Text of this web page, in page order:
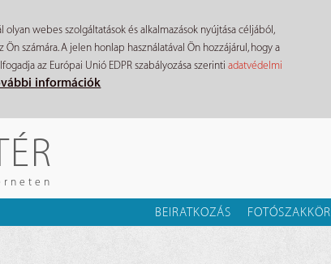
webes szolgáltatások és alkalmazások nyújtása céljából,
számára. A jelen honlap használatával Ön hozzájárul, hogy a
az Európai Unió EDPR szabályozása szerintiadatvédelmi
információk
BEIRATKOZÁS FOTÓSZAKKÖR